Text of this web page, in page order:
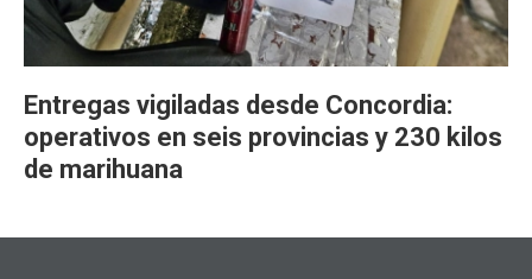
Entregas vigiladas desde Concordia:
operativos en seis provincias y 230 kilos
de marihuana